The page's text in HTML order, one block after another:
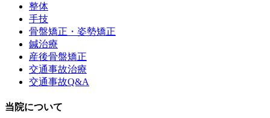
整体
手技
骨盤矯正・姿勢矯正
鍼治療
産後骨盤矯正
交通事故治療
交通事故Q&A
当院について